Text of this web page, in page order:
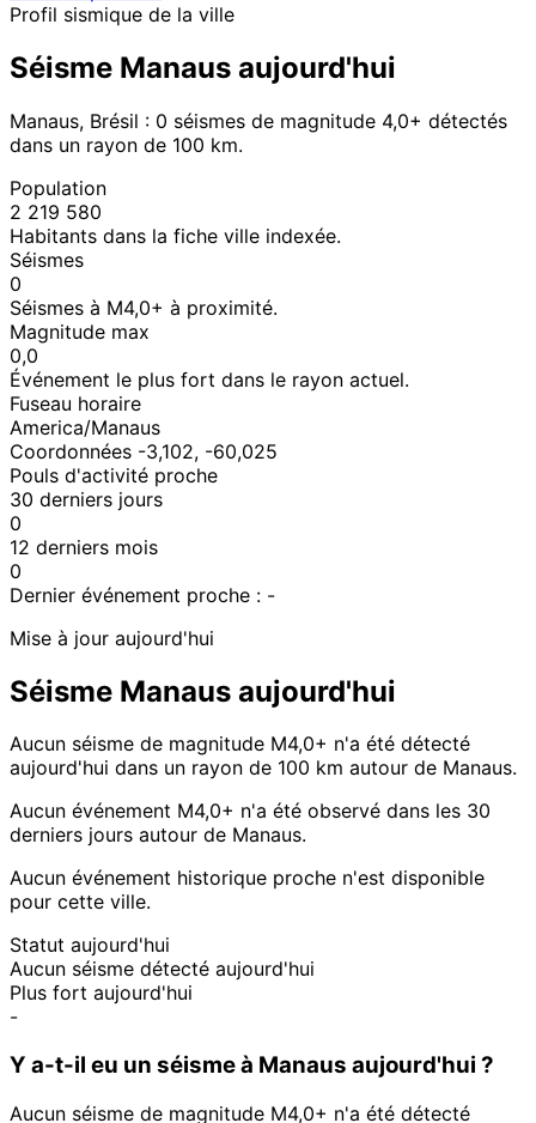
Profil sismique de la ville
Séisme Manaus aujourd'hui
Manaus, Brésil : 0 séismes de magnitude 4,0+ détectés
dans un rayon de 100 km.
Population
2 219 580
Habitants dans la fiche ville indexée.
Séismes
0
Séismes à M4,0+ à proximité.
Magnitude max
0,0
Événement le plus fort dans le rayon actuel.
Fuseau horaire
America/Manaus
Coordonnées -3,102, -60,025
Pouls d'activité proche
30 derniers jours
0
12 derniers mois
0
Dernier événement proche : -
Mise à jour aujourd'hui
Séisme Manaus aujourd'hui
Aucun séisme de magnitude M4,0+ n'a été détecté
aujourd'hui dans un rayon de 100 km autour de Manaus.
Aucun événement M4,0+ n'a été observé dans les 30
derniers jours autour de Manaus.
Aucun événement historique proche n'est disponible
pour cette ville.
Statut aujourd'hui
Aucun séisme détecté aujourd'hui
Plus fort aujourd'hui
-
Y a-t-il eu un séisme à Manaus aujourd'hui ?
Aucun séisme de magnitude M4,0+ n'a été détecté